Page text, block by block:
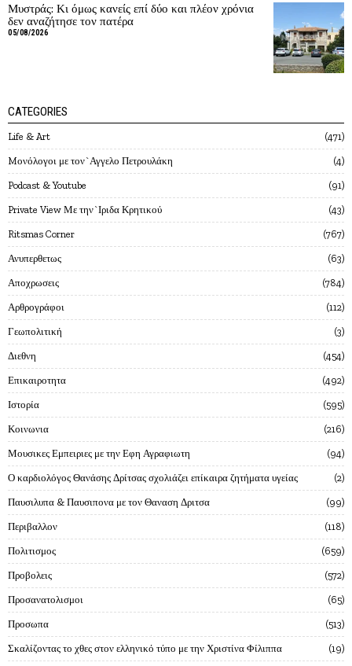
Μυστράς: Κι όμως κανείς επί δύο και πλέον χρόνια
δεν αναζήτησε τον πατέρα
05/08/2026
CATEGORIES
Life & Art 471
Mονόλογοι με τον`Αγγελο Πετρουλάκη 4
Podcast & Youtube 91
Private View Με την`Ιριδα Κρητικού 43
Ritsmas Corner 767
Ανυπερθετως 63
Αποχρωσεις 784
Αρθρογράφοι 112
Γεωπολιτική 3
Διεθνη 454
Επικαιροτητα 492
Ιστορία 595
Κοινωνια 216
Μουσικες Εμπειριες με την Εφη Αγραφιωτη 94
Ο καρδιολόγος Θανάσης Δρίτσας σχολιάζει επίκαιρα ζητήματα υγείας 2
Παυσιλυπα & Παυσιπονα με τον Θαναση Δριτσα 99
Περιβαλλον 118
Πολιτισμος 659
Προβολεις 572
Προσανατολισμοι 65
Προσωπα 513
Σκαλίζοντας το χθες στον ελληνικό τύπο με την Χριστίνα Φίλιππα 19